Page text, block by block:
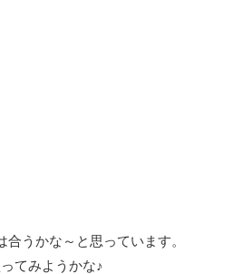
うかな～と思っています。
てみようかな♪